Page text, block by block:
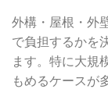
外構・屋根・外
で負担するかを
ます。特に大規
もめるケースが